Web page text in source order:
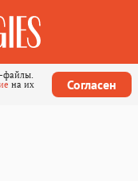
файлы.
на их
Согласен